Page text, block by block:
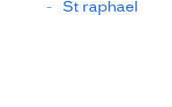
St raphael